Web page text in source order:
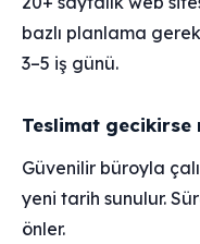
bazlı planlama
3–5 iş günü.
Teslimat gecikirse
Güvenilir büroyla
yeni tarih sunulur.
önler.